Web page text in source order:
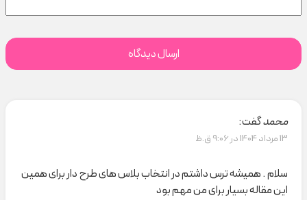
محمدگفت:
13 مرداد 1404 در 9:06 ق.ظ
سلام . همیشه ترس داشتم در انتخاب بلاس های طرح دار برای همین
این مقاله بسیار برای من مهم بود